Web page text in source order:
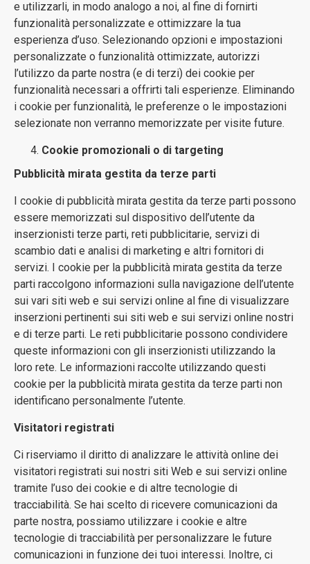
e utilizzarli, in modo analogo a noi, al fine di fornirti
funzionalità personalizzate e ottimizzare la tua
esperienza d’uso. Selezionando opzioni e impostazioni
personalizzate o funzionalità ottimizzate, autorizzi
l’utilizzo da parte nostra (e di terzi) dei cookie per
funzionalità necessari a offrirti tali esperienze. Eliminando
i cookie per funzionalità, le preferenze o le impostazioni
selezionate non verranno memorizzate per visite future.
Cookie promozionali o di targeting
Pubblicità mirata gestita da terze parti
I cookie di pubblicità mirata gestita da terze parti possono
essere memorizzati sul dispositivo dell’utente da
inserzionisti terze parti, reti pubblicitarie, servizi di
scambio dati e analisi di marketing e altri fornitori di
servizi. I cookie per la pubblicità mirata gestita da terze
parti raccolgono informazioni sulla navigazione dell’utente
sui vari siti web e sui servizi online al fine di visualizzare
inserzioni pertinenti sui siti web e sui servizi online nostri
e di terze parti. Le reti pubblicitarie possono condividere
queste informazioni con gli inserzionisti utilizzando la
loro rete. Le informazioni raccolte utilizzando questi
cookie per la pubblicità mirata gestita da terze parti non
identificano personalmente l’utente.
Visitatori registrati
Ci riserviamo il diritto di analizzare le attività online dei
visitatori registrati sui nostri siti Web e sui servizi online
tramite l’uso dei cookie e di altre tecnologie di
tracciabilità. Se hai scelto di ricevere comunicazioni da
parte nostra, possiamo utilizzare i cookie e altre
tecnologie di tracciabilità per personalizzare le future
comunicazioni in funzione dei tuoi interessi. Inoltre, ci